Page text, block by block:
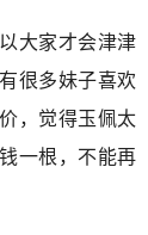
大家才会津津
很多妹子喜欢
，觉得玉佩太
一根，不能再